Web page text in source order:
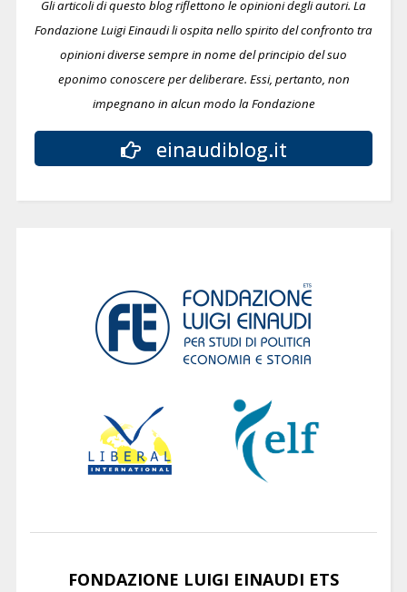
Gli articoli di questo blog riflettono le opinioni degli autori. La
Fondazione Luigi Einaudi li ospita nello spirito del confronto tra
opinioni diverse sempre in nome del principio del suo
eponimo conoscere per deliberare. Essi, pertanto, non
impegnano in alcun modo la Fondazione
einaudiblog.it
FONDAZIONE LUIGI EINAUDI ETS